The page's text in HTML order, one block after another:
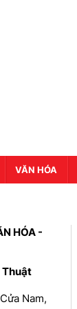
VĂN HÓA
HÓA -
Thuật
Nam,